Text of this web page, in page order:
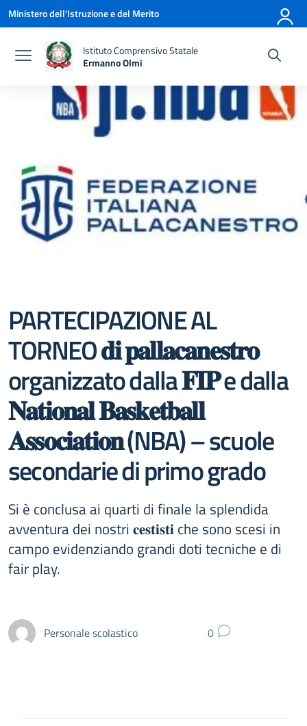
Vai ai contenuti
Vai al menu di navigazione
Vai al footer
Ministero dell'Istruzione e del Merito
Istituto Comprensivo Statale
Ermanno Olmi
PARTECIPAZIONE AL
TORNEO 𝐝𝐢 𝐩𝐚𝐥𝐥𝐚𝐜𝐚𝐧𝐞𝐬𝐭𝐫𝐨
organizzato dalla 𝐅𝐈𝐏 e dalla
𝐍𝐚𝐭𝐢𝐨𝐧𝐚𝐥 𝐁𝐚𝐬𝐤𝐞𝐭𝐛𝐚𝐥𝐥
𝐀𝐬𝐬𝐨𝐜𝐢𝐚𝐭𝐢𝐨𝐧 (NBA) – scuole
secondarie di primo grado
Si è conclusa ai quarti di finale la splendida
avventura dei nostri 𝐜𝐞𝐬𝐭𝐢𝐬𝐭𝐢 che sono scesi in
campo evidenziando grandi doti tecniche e di
fair play.
Personale scolastico 0